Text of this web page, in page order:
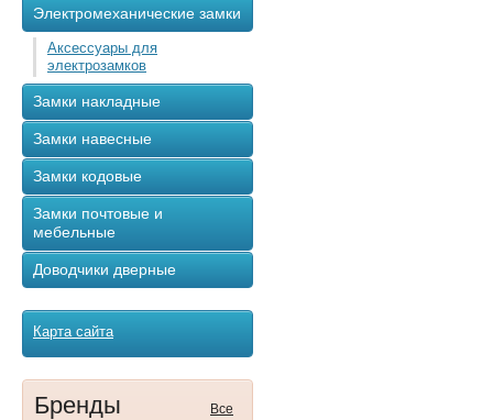
Электромеханические замки
Аксессуары для
электрозамков
Замки накладные
Замки навесные
Замки кодовые
Замки почтовые и
мебельные
Доводчики дверные
Карта сайта
Бренды Все